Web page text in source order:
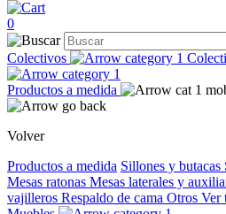
0
Colectivos
Productos a medida
Volver
Productos a medida Sillones y butacas
Mesas ratonas Mesas laterales y
vajilleros Respaldo de cama Otros Ver